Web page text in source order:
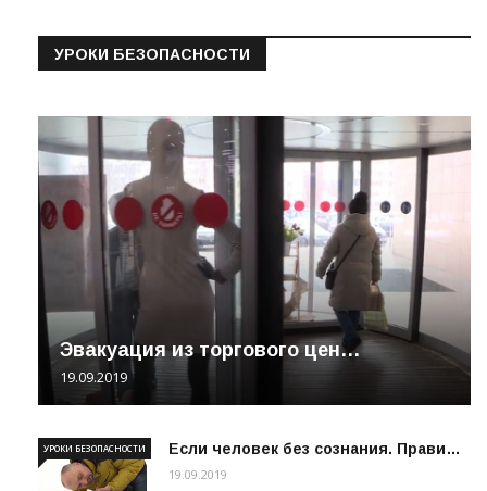
УРОКИ БЕЗОПАСНОСТИ
Эвакуация из торгового цен…
19.09.2019
Если человек без сознания. Прави…
УРОКИ БЕЗОПАСНОСТИ
19.09.2019